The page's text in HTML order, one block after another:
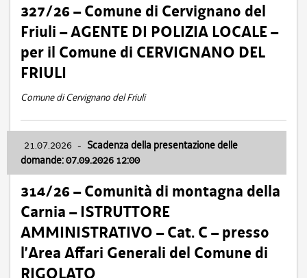
327/26 – Comune di Cervignano del
Friuli – AGENTE DI POLIZIA LOCALE –
per il Comune di CERVIGNANO DEL
FRIULI
Comune di Cervignano del Friuli
21.07.2026 - Scadenza della presentazione delle
domande: 07.09.2026 12:00
314/26 – Comunità di montagna della
Carnia – ISTRUTTORE
AMMINISTRATIVO – Cat. C – presso
l’Area Affari Generali del Comune di
RIGOLATO